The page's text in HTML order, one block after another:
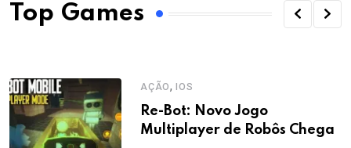
Top Games
AÇÃO,IOS
Re-Bot: Novo Jogo
Multiplayer de Robôs Chega